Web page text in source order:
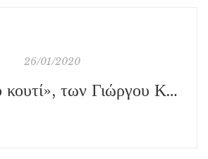
26/01/2020
«Το μαγικό κουτί», των Γιώργου Κωνσταντινίδη και Σωτήρη Μητρούση, εκδ. Μίνωας (Ένα μυστήριο για τον Μπούφο #3)